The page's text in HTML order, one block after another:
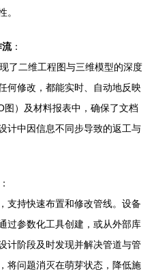
。
流：
了二维工程图与三维模型的深度
何修改，都能实时、自动地反映
）及材料报表中，确保了文档
计中因信息不同步导致的返工与
：
支持快速布置和修改管线。设备
过参数化工具创建，或从外部库
计阶段及时发现并解决管道与管
将问题消灭在萌芽状态，降低施